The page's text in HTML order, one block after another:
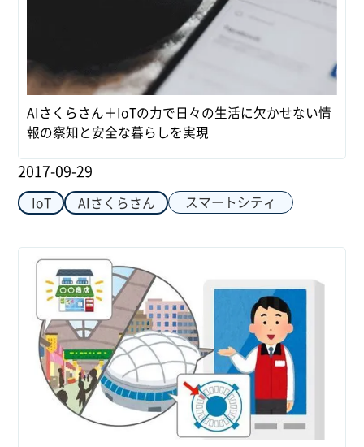
AIさくらさん＋IoTの力で日々の生活に欠かせない情
報の察知と安全な暮らしを実現
2017-09-29
IoT AIさくらさん スマートシティ